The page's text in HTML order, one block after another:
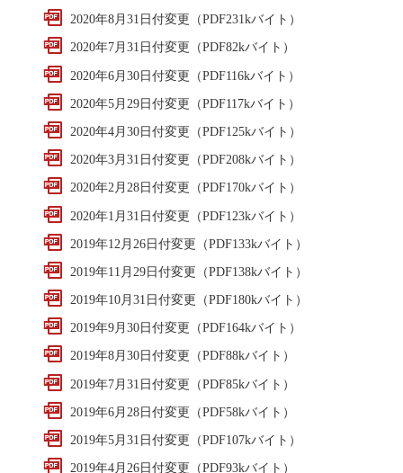
2020年8月31日付変更（PDF231kバイト）
2020年7月31日付変更（PDF82kバイト）
2020年6月30日付変更（PDF116kバイト）
2020年5月29日付変更（PDF117kバイト）
2020年4月30日付変更（PDF125kバイト）
2020年3月31日付変更（PDF208kバイト）
2020年2月28日付変更（PDF170kバイト）
2020年1月31日付変更（PDF123kバイト）
2019年12月26日付変更（PDF133kバイト）
2019年11月29日付変更（PDF138kバイト）
2019年10月31日付変更（PDF180kバイト）
2019年9月30日付変更（PDF164kバイト）
2019年8月30日付変更（PDF88kバイト）
2019年7月31日付変更（PDF85kバイト）
2019年6月28日付変更（PDF58kバイト）
2019年5月31日付変更（PDF107kバイト）
2019年4月26日付変更（PDF93kバイト）